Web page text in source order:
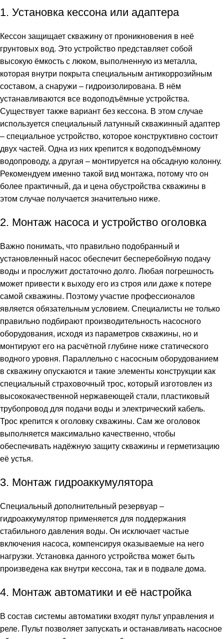
1. Установка кессона или адаптера
Кессон защищает скважину от проникновения в неё
грунтовых вод. Это устройство представляет собой
высокую ёмкость с люком, выполненную из металла,
которая внутри покрыта специальным антикоррозийным
составом, а снаружи – гидроизолирована. В нём
устанавливаются все водоподъёмные устройства.
Существует также вариант без кессона. В этом случае
используется специальный латунный скважинный адаптер
– специальное устройство, которое конструктивно состоит
двух частей. Одна из них крепится к водоподъёмному
водопроводу, а другая – монтируется на обсадную колонну.
Рекомендуем именно такой вид монтажа, потому что он
более практичный, да и цена обустройства скважины в
этом случае получается значительно ниже.
2. Монтаж насоса и устройство оголовка
Важно понимать, что правильно подобранный и
установленный насос обеспечит бесперебойную подачу
воды и прослужит достаточно долго. Любая погрешность
может привести к выходу его из строя или даже к потере
самой скважины. Поэтому участие профессионалов
является обязательным условием. Специалисты не только
правильно подбирают производительность насосного
оборудования, исходя из параметров скважины, но и
монтируют его на расчётной глубине ниже статического
водного уровня. Параллельно с насосным оборудованием
в скважину опускаются и такие элементы конструкции как
специальный страховочный трос, который изготовлен из
высококачественной нержавеющей стали, пластиковый
трубопровод для подачи воды и электрический кабель.
Трос крепится к оголовку скважины. Сам же оголовок
выполняется максимально качественно, чтобы
обеспечивать надёжную защиту скважины и герметизацию
её устья.
3. Монтаж гидроаккумулятора
Специальный дополнительный резервуар –
гидроаккумулятор применяется для поддержания
стабильного давления воды. Он исключает частые
включения насоса, компенсируя оказываемые на него
нагрузки. Установка данного устройства может быть
произведена как внутри кессона, так и в подвале дома.
4. Монтаж автоматики и её настройка
В состав системы автоматики входят пульт управления и
реле. Пульт позволяет запускать и останавливать насосное